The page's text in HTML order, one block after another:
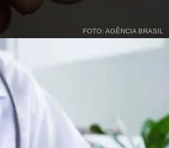
FOTO: AGÊNCIA BRASIL